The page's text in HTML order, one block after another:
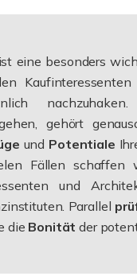
eine besonders
gehört
und Potentiale
Fällen schaffen
und
Parallel
die Bonitätder